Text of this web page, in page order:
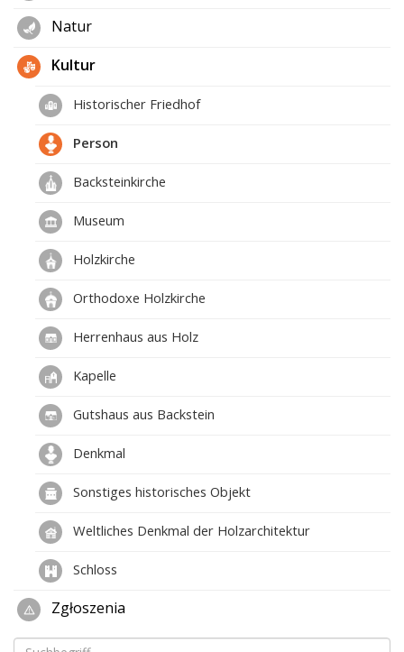
Natur
Kultur
Historischer Friedhof
Person
Backsteinkirche
Museum
Holzkirche
Orthodoxe Holzkirche
Herrenhaus aus Holz
Kapelle
Gutshaus aus Backstein
Denkmal
Sonstiges historisches Objekt
Weltliches Denkmal der Holzarchitektur
Schloss
Zgłoszenia